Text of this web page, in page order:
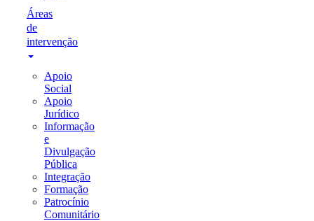
Áreas
de
intervenção
Apoio
Social
Apoio
Jurídico
Informação
e
Divulgação
Pública
Integração
Formação
Patrocínio
Comunitário